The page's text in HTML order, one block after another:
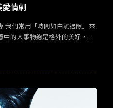
情劇
的人事物總是格外的美好，
想，如果可以回到過去，你會
的古裝宮廷劇，改編自知名女
詩、吳奇隆領銜主演。講述身為